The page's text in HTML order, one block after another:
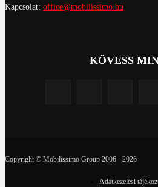
Kapcsolat: office@mobilissimo.hu
KÖVESS
Copyright © Mobilissimo Group 2006 - 2026
Adatkezelési